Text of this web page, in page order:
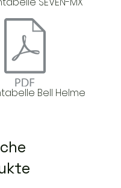
Bell Helme